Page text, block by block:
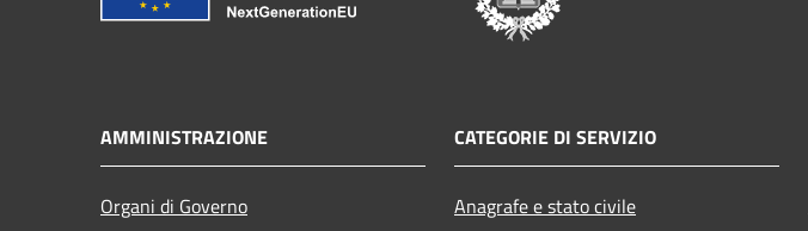
AMMINISTRAZIONE
Organi di Governo
CATEGORIE DI SERVIZIO
Anagrafe e stato civile